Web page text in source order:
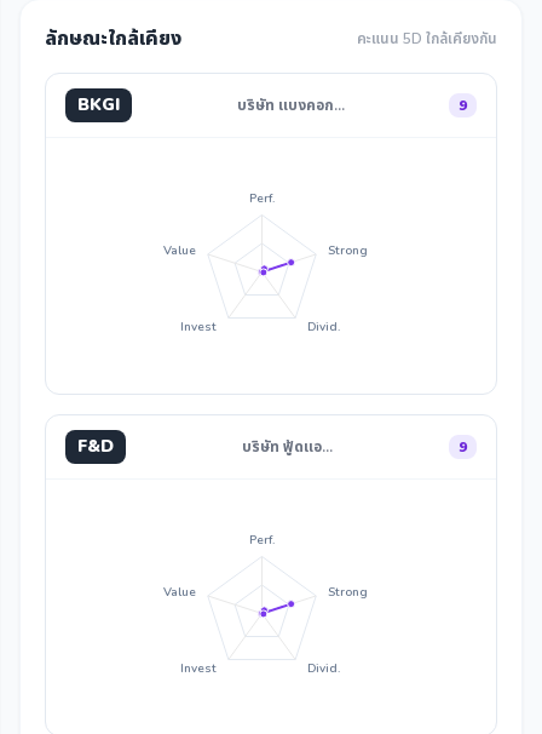
ลักษณะใกล้เคียง คะแนน 5D ใกล้เคียงกัน
BKGI บริษัท แบงคอก… 9
Perf.
Strong
Divid.
Invest
Value
F&D บริษัท ฟู้ดแอ… 9
Perf.
Strong
Divid.
Invest
Value